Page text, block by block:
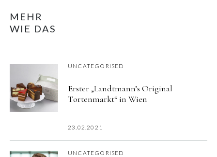
MEHR
WIE DAS
UNCATEGORISED
Erster „Landtmann’s Original
Tortenmarkt“ in Wien
23.02.2021
UNCATEGORISED